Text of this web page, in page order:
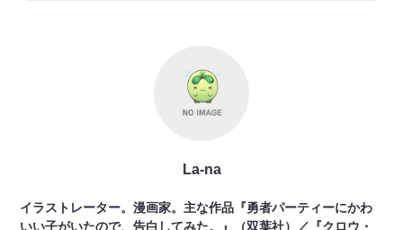
La-na
イラストレーター。漫画家。主な作品『勇者パーティーにかわ
いい子がいたので、告白してみた。』（双葉社）／『クロウ・